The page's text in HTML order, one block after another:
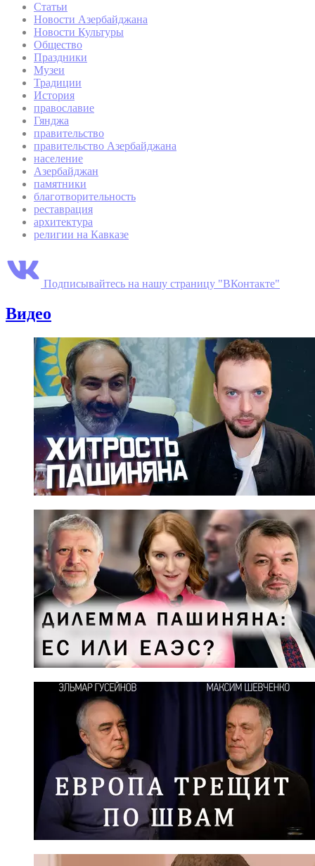
Статьи
Новости Азербайджана
Новости Культуры
Общество
Праздники
Музеи
Традиции
История
православие
Гянджа
правительство
правительство Азербайджана
население
Азербайджан
памятники
благотворительность
реставрация
архитектура
религии на Кавказе
Подписывайтесь на нашу страницу "ВКонтакте"
Видео